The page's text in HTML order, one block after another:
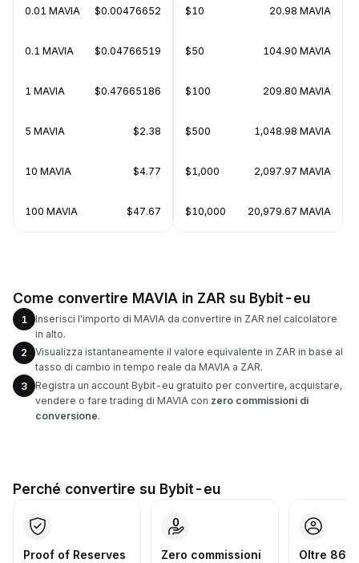
0.01 MAVIA $0.00476652
0.1 MAVIA $0.04766519
1 MAVIA $0.47665186
5 MAVIA $2.38
10 MAVIA $4.77
100 MAVIA $47.67
$10 20.98 MAVIA
$50 104.90 MAVIA
$100 209.80 MAVIA
$500 1,048.98 MAVIA
$1,000 2,097.97 MAVIA
$10,000 20,979.67 MAVIA
Come convertire MAVIA in ZAR su Bybit-eu
1
Inserisci l'importo di MAVIA da convertire in ZAR nel calcolatore
in alto.
2
Visualizza istantaneamente il valore equivalente in ZAR in base al
tasso di cambio in tempo reale da MAVIA a ZAR.
3
Registra un account Bybit-eu gratuito per convertire, acquistare,
vendere o fare trading di MAVIA con zero commissioni di
conversione.
Perché convertire su Bybit-eu
Proof of Reserves
Zero commissioni
Oltre 86